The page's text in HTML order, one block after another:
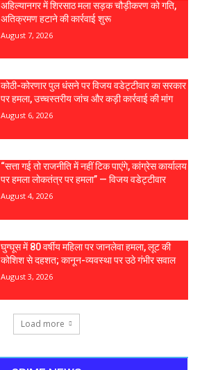
अहिल्यानगर में शिरसाठ मला सड़क चौड़ीकरण को गति,
अतिक्रमण हटाने की कार्रवाई शुरू
August 7, 2026
कोठी-कोरणार पुल धंसने पर विजय वडेट्टीवार का सरकार
पर हमला, उच्चस्तरीय जांच और कड़ी कार्रवाई की मांग
August 6, 2026
“सत्ता गई तो राजनीति में नहीं टिक पाएंगे, कांग्रेस कार्यालय
पर हमला लोकतंत्र पर हमला” — विजय वडेट्टीवार
August 4, 2026
घुग्घूस में 80 वर्षीय महिला पर जानलेवा हमला, लूट की
कोशिश से दहशत; कानून-व्यवस्था पर उठे गंभीर सवाल
August 3, 2026
Load more